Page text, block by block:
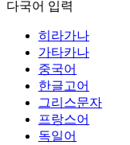
다국어 입력
히라가나
가타카나
중국어
한글고어
그리스문자
프랑스어
독일어